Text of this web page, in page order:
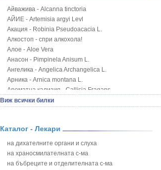
Айважива - Alcanna tinctoria
АЙИЕ - Artemisia argyi Levl
Акация - Robinia Pseudoacacia L.
Алкостоп - спри алкохола!
Алое - Aloe Vera
Анасон - Pimpinela Anisum L.
Ангелика - Angelica Archangelica L.
Арника - Arnica montana L.
Ароматна кализия - Callisia Fragans
Арония - Sorbus melanocorpa
Блатен аир - Acorus calamus L.
Блатен тъжник - Spirea ulmaria L.
Блян
Бобови шушулки - Phaseolus Vulgaris L.
Виж всички билки
Каталог - Лекари
на дихателните органи и слуха
на храносмилателната с-ма
на бъбреците и отделителната с-ма